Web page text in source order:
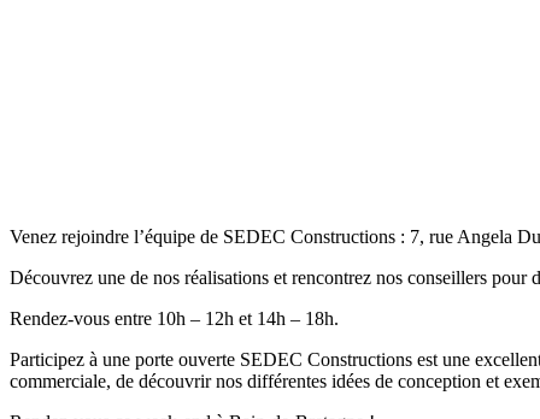
Venez rejoindre l’équipe de SEDEC Constructions : 7, rue Angela
Découvrez une de nos réalisations et rencontrez nos conseillers
Rendez-vous entre 10h – 12h et 14h – 18h.
Participez à une porte ouverte SEDEC Constructions est une
commerciale, de découvrir nos différentes idées de conception et